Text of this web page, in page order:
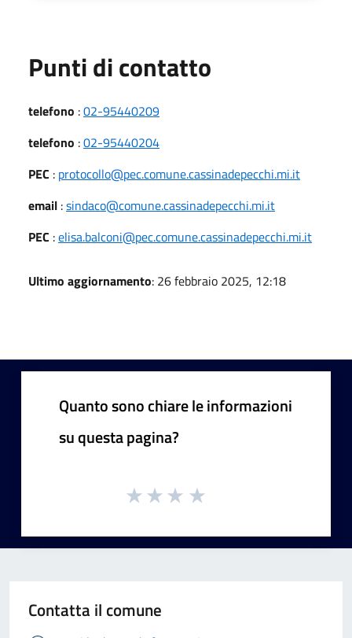
Punti di contatto
telefono :02-95440209
telefono :02-95440204
PEC : protocollo@pec.comune.cassinadepecchi.mi.it
email :sindaco@comune.cassinadepecchi.mi.it
PEC :elisa.balconi@pec.comune.cassinadepecchi.mi.it
Ultimo aggiornamento: 26 febbraio 2025, 12:18
Quanto sono chiare le informazioni
su questa pagina?
Contatta il comune